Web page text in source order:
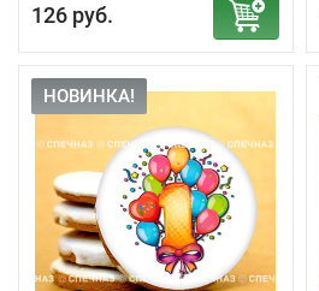
126 руб.
НОВИНКА!